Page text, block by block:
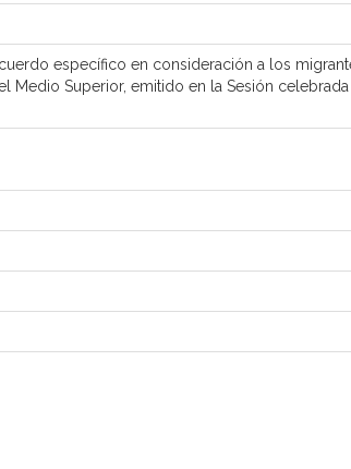
específico en consideración a los
Superior, emitido en la Sesión celebrada